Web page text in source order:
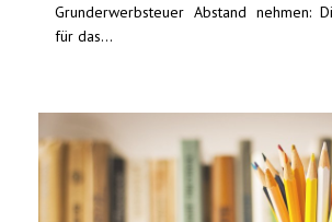
Grunderwerbsteuer Abstand nehmen:
für das...